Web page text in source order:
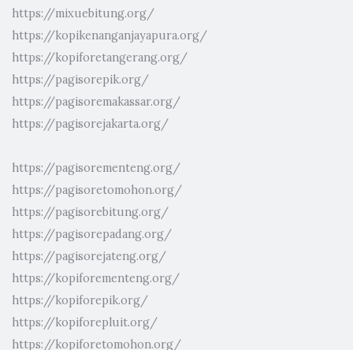
https://mixuebitung.org/
https://kopikenanganjayapura.org/
https://kopiforetangerang.org/
https://pagisorepik.org/
https://pagisoremakassar.org/
https://pagisorejakarta.org/
https://pagisorementeng.org/
https://pagisoretomohon.org/
https://pagisorebitung.org/
https://pagisorepadang.org/
https://pagisorejateng.org/
https://kopiforementeng.org/
https://kopiforepik.org/
https://kopiforepluit.org/
https://kopiforetomohon.org/